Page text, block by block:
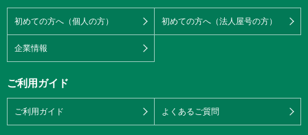
初めての方へ（個人の方） 初めての方へ（法人屋号の方）
企業情報
ご利用ガイド
ご利用ガイド よくあるご質問